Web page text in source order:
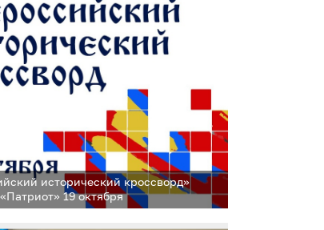
исторический кроссворд»
19 октября